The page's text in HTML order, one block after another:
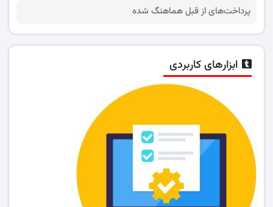
پرداخت‌های از قبل هماهنگ شده
ابزارهای کاربردی